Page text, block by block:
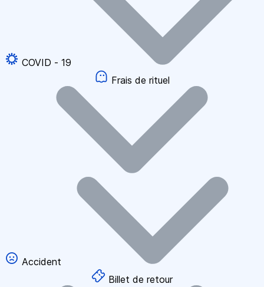
COVID - 19
Frais de rituel
Accident
Billet de retour